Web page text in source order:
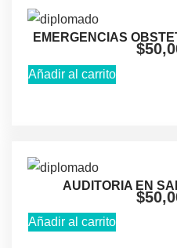
EMERGENCIAS
$
Añadir al carrito
AUDITORIA EN
$
Añadir al carrito